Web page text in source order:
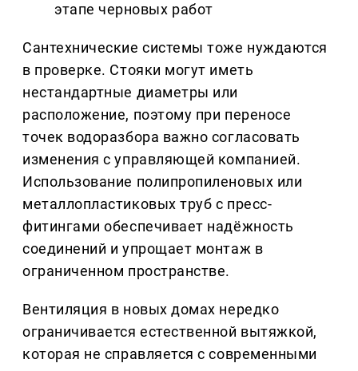
этапе черновых работ
Сантехнические системы тоже нуждаются
в проверке. Стояки могут иметь
нестандартные диаметры или
расположение, поэтому при переносе
точек водоразбора важно согласовать
изменения с управляющей компанией.
Использование полипропиленовых или
металлопластиковых труб с пресс-
фитингами обеспечивает надёжность
соединений и упрощает монтаж в
ограниченном пространстве.
Вентиляция в новых домах нередко
ограничивается естественной вытяжкой,
которая не справляется с современными